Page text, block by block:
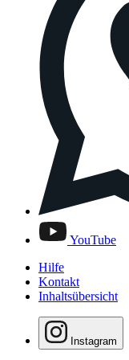
YouTube
Hilfe
Kontakt
Inhaltsübersicht
Instagram